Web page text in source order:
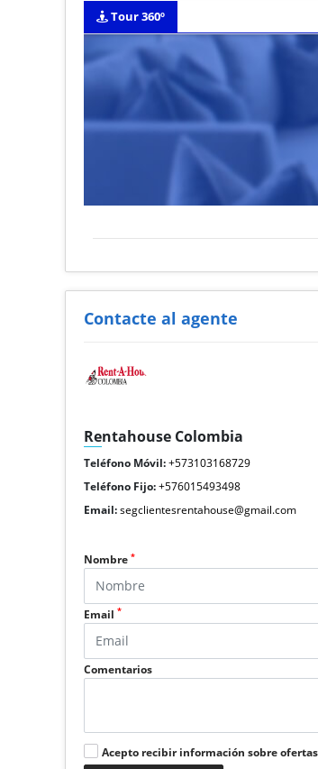
Tour 360º
Contacte al agente
Rentahouse Colombia
Teléfono Móvil:+573103168729
Teléfono Fijo:+576015493498
Email:segclientesrentahouse@gmail.com
Nombre*
Email*
Comentarios
Acepto recibir información sobre